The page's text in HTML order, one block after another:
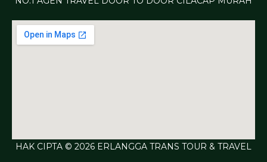
HAK CIPTA © 2026 ERLANGGA TRANS TOUR & TRAVEL